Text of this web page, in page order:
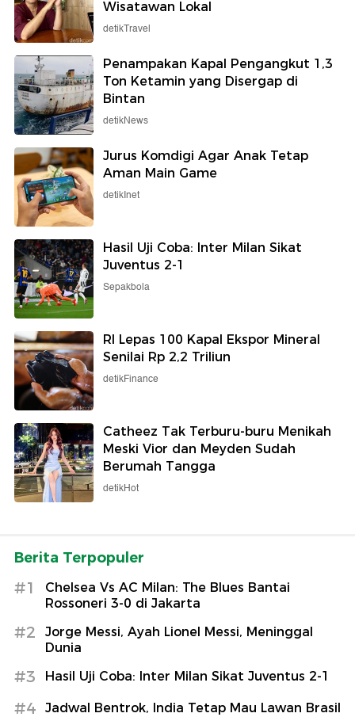
Wisatawan Lokal
detikTravel
Penampakan Kapal Pengangkut 1,3
Ton Ketamin yang Disergap di
Bintan
detikNews
Jurus Komdigi Agar Anak Tetap
Aman Main Game
detikInet
Hasil Uji Coba: Inter Milan Sikat
Juventus 2-1
Sepakbola
RI Lepas 100 Kapal Ekspor Mineral
Senilai Rp 2,2 Triliun
detikFinance
Catheez Tak Terburu-buru Menikah
Meski Vior dan Meyden Sudah
Berumah Tangga
detikHot
Berita Terpopuler
#1
Chelsea Vs AC Milan: The Blues Bantai
Rossoneri 3-0 di Jakarta
#2
Jorge Messi, Ayah Lionel Messi, Meninggal
Dunia
#3 Hasil Uji Coba: Inter Milan Sikat Juventus 2-1
#4
Jadwal Bentrok, India Tetap Mau Lawan Brasil